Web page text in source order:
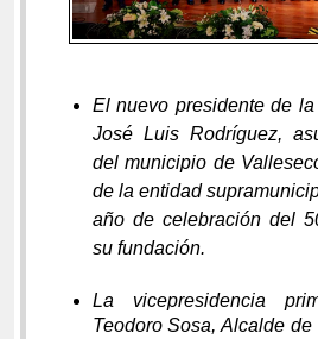
El nuevo presidente de
José Luis Rodríguez,
del municipio de
de la entidad
año de celebración del
su fundación.
La vicepresidencia
Teodoro Sosa, Alcalde de